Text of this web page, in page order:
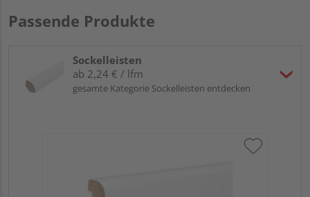
Passende Produkte
Sockelleisten
ab 2,24 € / lfm
gesamte Kategorie Sockelleisten entdecken